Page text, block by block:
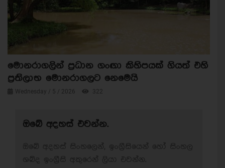
මොනරාගලින් ප්‍රධාන ගංඟා කිහිපයක් ගියත් එහි
ප්‍රතිලාභ මොනරාගලට නෙමෙයි
Wednesday / 5 / 2026 322
ඔබේ අදහස් එවන්න.